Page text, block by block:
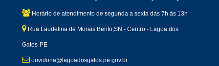
Horário de atendimento de segunda a sexta dàs 7h às 13h
Rua Laudelina de Morais Bento,SN - Centro - Lagoa dos
Gatos-PE
ouvidoria@lagoadosgatos.pe.gov.br